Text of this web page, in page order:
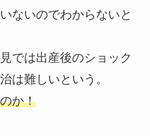
ないのでわからないと
では出産後のショック
は難しいという。
か！